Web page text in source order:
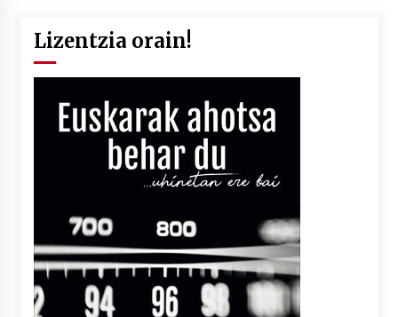
Lizentzia orain!